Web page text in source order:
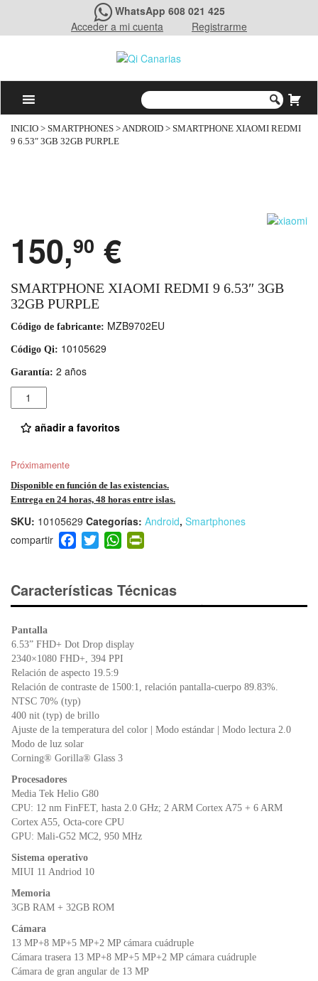
WhatsApp 608 021 425
Acceder a mi cuenta
Registrarme
INICIO > SMARTPHONES >ANDROID > SMARTPHONE XIAOMI REDMI
9 6.53″ 3GB 32GB PURPLE
150,90 €
SMARTPHONE XIAOMI REDMI 9 6.53″ 3GB
32GB PURPLE
Código de fabricante: MZB9702EU
Código Qi: 10105629
Garantía: 2 años
Cantidad
añadir a favoritos
Próximamente
Disponible en función de las existencias.
Entrega en 24 horas, 48 horas entre islas.
SKU: 10105629 Categorías: Android, Smartphones
F
a
e
b
o
k
T
wi
er
W
h
s
A
p
ri
e
Características Técnicas
Pantalla
6.53” FHD+ Dot Drop display
2340×1080 FHD+, 394 PPI
Relación de aspecto 19.5:9
Relación de contraste de 1500:1, relación pantalla-cuerpo 89.83%.
NTSC 70% (typ)
400 nit (typ) de brillo
Ajuste de la temperatura del color | Modo estándar | Modo lectura 2.0
Modo de luz solar
Corning® Gorilla® Glass 3
Procesadores
Media Tek Helio G80
CPU: 12 nm FinFET, hasta 2.0 GHz; 2 ARM Cortex A75 + 6 ARM
Cortex A55, Octa-core CPU
GPU: Mali-G52 MC2, 950 MHz
Sistema operativo
MIUI 11 Andriod 10
Memoria
3GB RAM + 32GB ROM
Cámara
13 MP+8 MP+5 MP+2 MP cámara cuádruple
Cámara trasera 13 MP+8 MP+5 MP+2 MP cámara cuádruple
Cámara de gran angular de 13 MP